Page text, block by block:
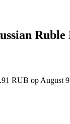
Ruble
RUB op August